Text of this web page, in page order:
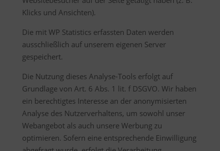
Klicks und Ansichten).
Die mit WP Statistics erfassten Daten werden
ausschließlich auf unserem eigenen Server
gespeichert.
Die Nutzung dieses Analyse-Tools erfolgt auf
Grundlage von Art. 6 Abs. 1 lit. f DSGVO. Wir haben
ein berechtigtes Interesse an der anonymisierten
Analyse des Nutzerverhaltens, um sowohl unser
Webangebot als auch unsere Werbung zu
optimieren. Sofern eine entsprechende Einwilligung